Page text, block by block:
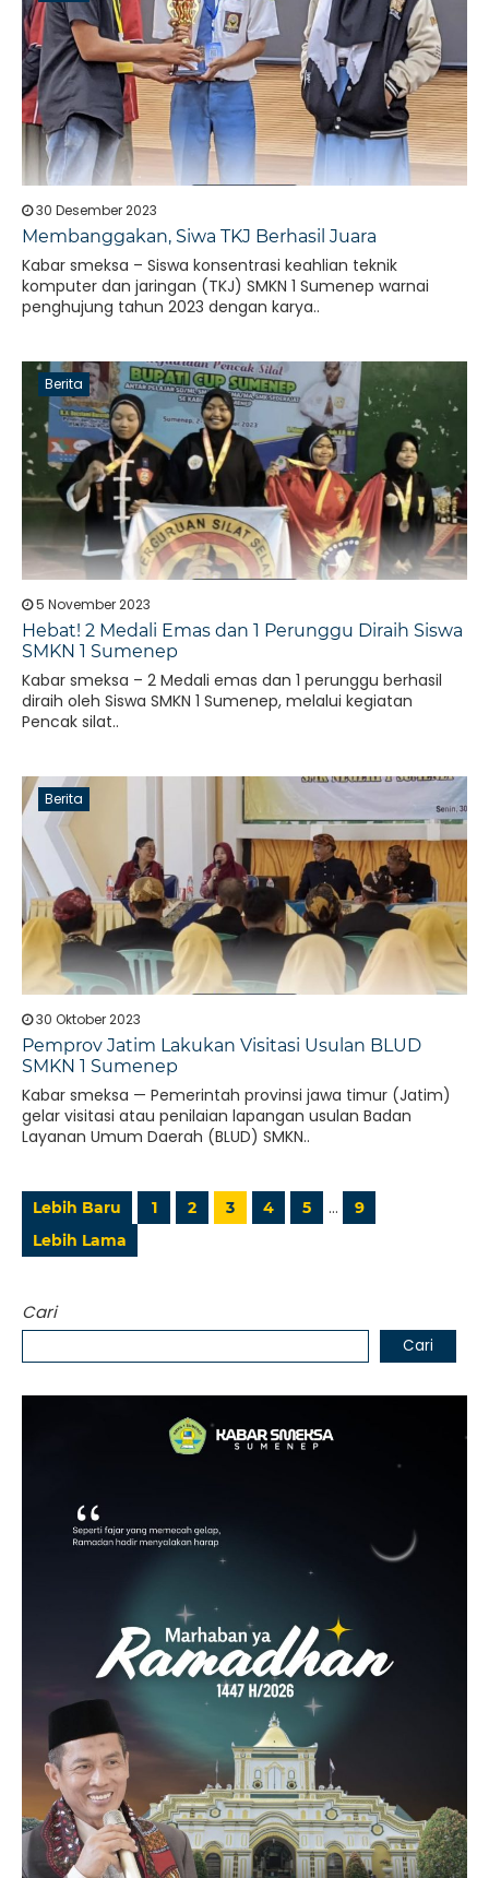
30 Desember 2023
Membanggakan, Siwa TKJ Berhasil Juara
Kabar smeksa – Siswa konsentrasi keahlian teknik
komputer dan jaringan (TKJ) SMKN 1 Sumenep warnai
penghujung tahun 2023 dengan karya..
Berita
5 November 2023
Hebat! 2 Medali Emas dan 1 Perunggu Diraih Siswa
SMKN 1 Sumenep
Kabar smeksa – 2 Medali emas dan 1 perunggu berhasil
diraih oleh Siswa SMKN 1 Sumenep, melalui kegiatan
Pencak silat..
Berita
30 Oktober 2023
Pemprov Jatim Lakukan Visitasi Usulan BLUD
SMKN 1 Sumenep
Kabar smeksa — Pemerintah provinsi jawa timur (Jatim)
gelar visitasi atau penilaian lapangan usulan Badan
Layanan Umum Daerah (BLUD) SMKN..
Lebih Baru 1 2 3 4 5 …
9
Lebih Lama
Cari
Cari